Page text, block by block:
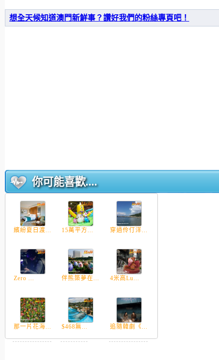
想全天候知道澳門新鮮事？讚好我們的粉絲專頁吧！
你可能喜歡....
繽紛夏日渡... 15萬平方... 穿過伶仃洋...
Zero ... 伴熊築夢在... 4米高Lu...
那一片花海... $468無... 追隨韓劇《...